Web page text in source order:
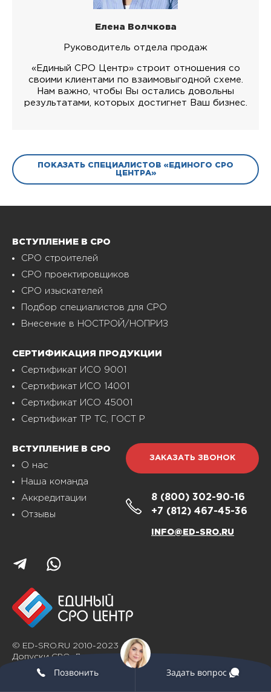
Елена Волчкова
Руководитель отдела продаж
«Единый СРО Центр» строит отношения со
своими клиентами по взаимовыгодной схеме.
Нам важно, чтобы Вы остались довольны
результатами, которых достигнет Ваш бизнес.
ПОКАЗАТЬ СПЕЦИАЛИСТОВ «ЕДИНОГО СРО
ЦЕНТРА»
ВСТУПЛЕНИЕ В СРО
СРО строителей
СРО проектировщиков
СРО изыскателей
Подбор специалистов для СРО
Внесение в НОСТРОЙ/НОПРИЗ
СЕРТИФИКАЦИЯ ПРОДУКЦИИ
Сертификат ИСО 9001
Сертификат ИСО 14001
Сертификат ИСО 45001
Сертификат ТР ТС, ГОСТ Р
ВСТУПЛЕНИЕ В СРО
О нас
Наша команда
Аккредитации
Отзывы
ЗАКАЗАТЬ ЗВОНОК
8 (800) 302-90-16
+7 (812) 467-45-36
INFO@ED-SRO.RU
© ED-SRO.RU 2010-2023
Допуски СРО. Лицензирование.
СертификацияПозвонить Задать вопрос